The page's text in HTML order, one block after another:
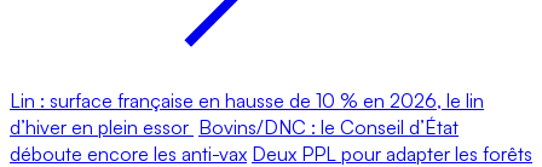
Lin : surface française en hausse de 10 % en 2026, le lin
d’hiver en plein essor Bovins/DNC : le Conseil d’État
déboute encore les anti-vax Deux PPL pour adapter les forêts